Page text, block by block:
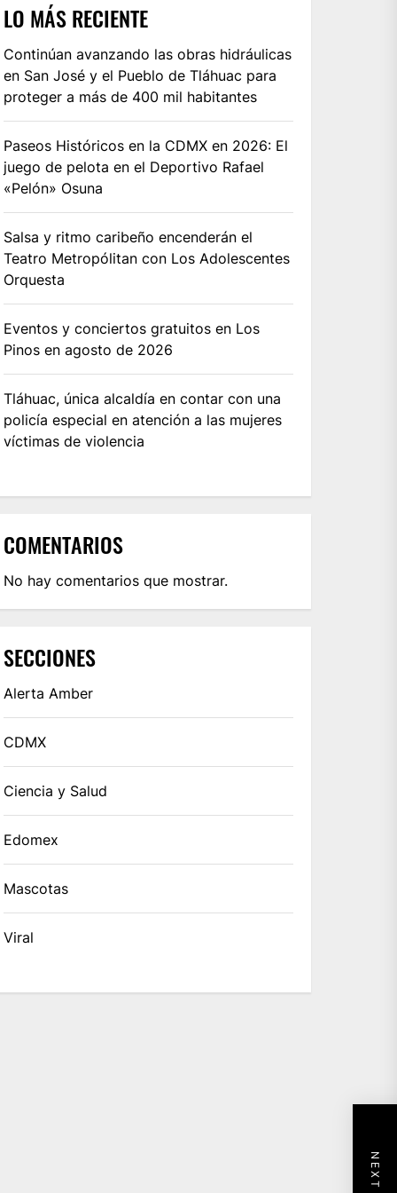
LO MÁS RECIENTE
Continúan avanzando las obras hidráulicas
en San José y el Pueblo de Tláhuac para
proteger a más de 400 mil habitantes
Paseos Históricos en la CDMX en 2026: El
juego de pelota en el Deportivo Rafael
«Pelón» Osuna
Salsa y ritmo caribeño encenderán el
Teatro Metropólitan con Los Adolescentes
Orquesta
Eventos y conciertos gratuitos en Los
Pinos en agosto de 2026
Tláhuac, única alcaldía en contar con una
policía especial en atención a las mujeres
víctimas de violencia
COMENTARIOS
No hay comentarios que mostrar.
SECCIONES
Alerta Amber
CDMX
Ciencia y Salud
Edomex
Mascotas
Viral